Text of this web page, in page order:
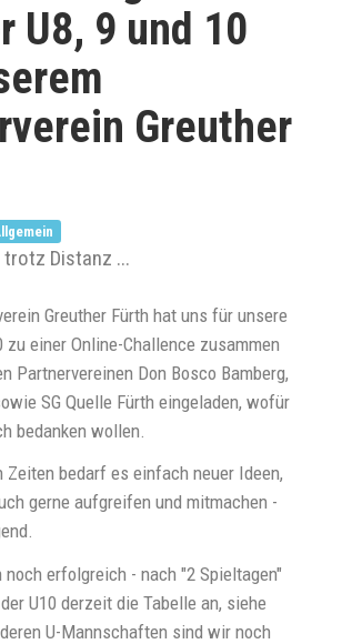
U8, 9 und 10
Greuther
trotz Distanz ...
Greuther Fürth hat uns für unsere
zu einer Online-Challence zusammen
Partnervereinen Don Bosco Bamberg,
SG Quelle Fürth eingeladen, wofür
bedanken wollen.
Zeiten bedarf es einfach neuer Ideen,
gerne aufgreifen und mitmachen -
noch erfolgreich - nach "2 Spieltagen"
U10 derzeit die Tabelle an, siehe
U-Mannschaften sind wir noch